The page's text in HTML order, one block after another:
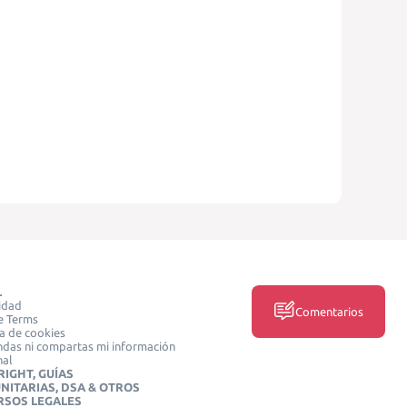
Terms
de cookies
ni compartas mi información
GUÍAS
DSA & OTROS
LEGALES
Comentarios